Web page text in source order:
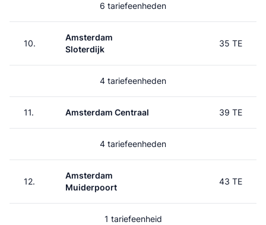
6 tariefeenheden
10.
Amsterdam
Sloterdijk
35 TE
4 tariefeenheden
11. Amsterdam Centraal 39 TE
4 tariefeenheden
12.
Amsterdam
Muiderpoort
43 TE
1 tariefeenheid